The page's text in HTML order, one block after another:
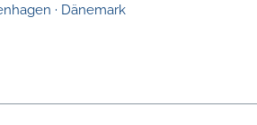
· Dänemark